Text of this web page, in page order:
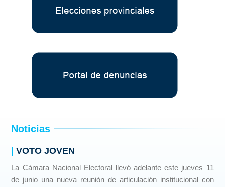
Noticias
|VOTO JOVEN
La Cámara Nacional Electoral llevó adelante este jueves 11
de junio una nueva reunión de articulación institucional con